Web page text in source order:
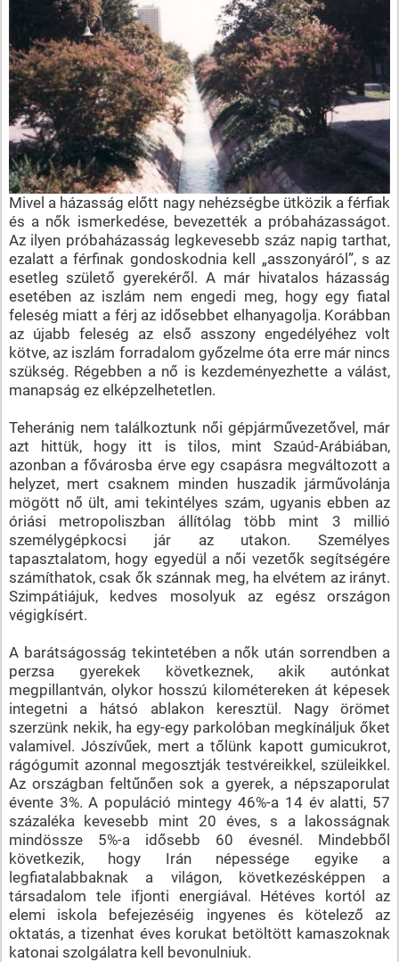
Mivel a házasság előtt nagy nehézségbe ütközik a férfiak
és a nők ismerkedése, bevezették a próbaházasságot.
Az ilyen próbaházasság legkevesebb száz napig tarthat,
ezalatt a férfinak gondoskodnia kell „asszonyáról”, s az
esetleg születő gyerekéről. A már hivatalos házasság
esetében az iszlám nem engedi meg, hogy egy fiatal
feleség miatt a férj az idősebbet elhanyagolja. Korábban
az újabb feleség az első asszony engedélyéhez volt
kötve, az iszlám forradalom győzelme óta erre már nincs
szükség. Régebben a nő is kezdeményezhette a válást,
manapság ez elképzelhetetlen.
Teheránig nem találkoztunk női gépjárművezetővel, már
azt hittük, hogy itt is tilos, mint Szaúd-Arábiában,
azonban a fővárosba érve egy csapásra megváltozott a
helyzet, mert csaknem minden huszadik járművolánja
mögött nő ült, ami tekintélyes szám, ugyanis ebben az
óriási metropoliszban állítólag több mint 3 millió
személygépkocsi jár az utakon. Személyes
tapasztalatom, hogy egyedül a női vezetők segítségére
számíthatok, csak ők szánnak meg, ha elvétem az irányt.
Szimpátiájuk, kedves mosolyuk az egész országon
végigkísért.
A barátságosság tekintetében a nők után sorrendben a
perzsa gyerekek következnek, akik autónkat
megpillantván, olykor hosszú kilométereken át képesek
integetni a hátsó ablakon keresztül. Nagy örömet
szerzünk nekik, ha egy-egy parkolóban megkínáljuk őket
valamivel. Jószívűek, mert a tőlünk kapott gumicukrot,
rágógumit azonnal megosztják testvéreikkel, szüleikkel.
Az országban feltűnően sok a gyerek, a népszaporulat
évente 3%. A populáció mintegy 46%-a 14 év alatti, 57
százaléka kevesebb mint 20 éves, s a lakosságnak
mindössze 5%-a idősebb 60 évesnél. Mindebből
következik, hogy Irán népessége egyike a
legfiatalabbaknak a világon, következésképpen a
társadalom tele ifjonti energiával. Hétéves kortól az
elemi iskola befejezéséig ingyenes és kötelező az
oktatás, a tizenhat éves korukat betöltött kamaszoknak
katonai szolgálatra kell bevonulniuk.